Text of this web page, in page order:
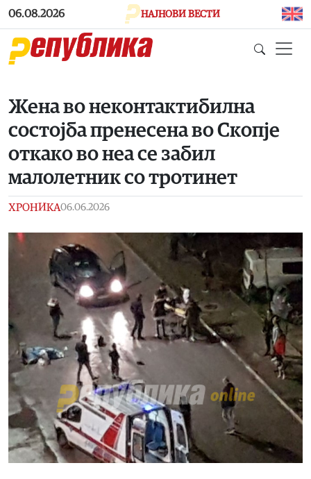
Skip to main content
06.08.2026 НАЈНОВИ ВЕСТИ
Жена во неконтактибилна
состојба пренесена во Скопје
откако во неа се забил
малолетник со тротинет
ХРОНИКА06.06.2026